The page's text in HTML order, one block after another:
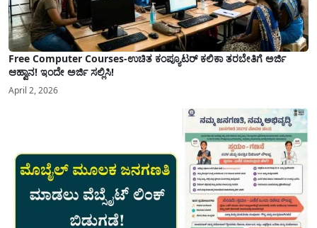
Free Computer Courses-ಉಚಿತ ಕಂಪ್ಯೂಟರ್ ಕಲಿಕಾ ತರಬೇತಿಗೆ ಅರ್ಜಿ
ಆಹ್ವಾನ! ಇಂದೇ ಅರ್ಜಿ ಸಲ್ಲಿಸಿ!
April 2, 2026